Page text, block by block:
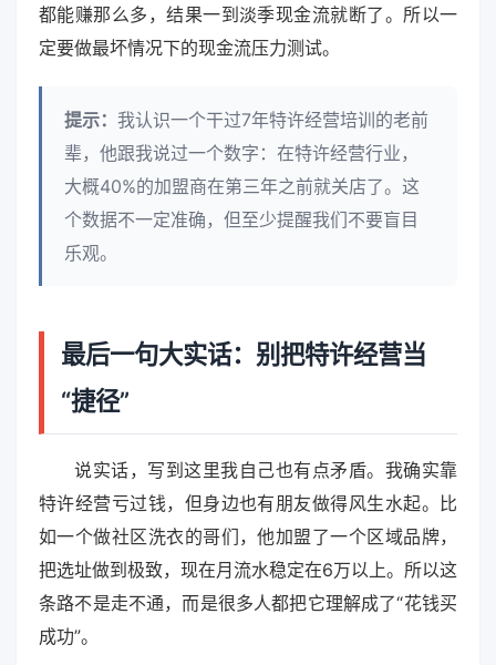
都能赚那么多，结果一到淡季现金流就断了。所以一
定要做最坏情况下的现金流压力测试。
提示： 我认识一个干过7年特许经营培训的老前
辈，他跟我说过一个数字：在特许经营行业，
大概40%的加盟商在第三年之前就关店了。这
个数据不一定准确，但至少提醒我们不要盲目
乐观。
最后一句大实话：别把特许经营当
“捷径”
说实话，写到这里我自己也有点矛盾。我确实靠
特许经营亏过钱，但身边也有朋友做得风生水起。比
如一个做社区洗衣的哥们，他加盟了一个区域品牌，
把选址做到极致，现在月流水稳定在6万以上。所以这
条路不是走不通，而是很多人都把它理解成了“花钱买
成功”。